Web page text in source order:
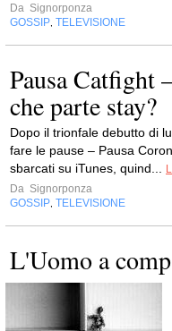
Da Signorponza
GOSSIP TELEVISIONE
Pausa Catfight
che parte stay?
Dopo il trionfale debutto di
fare le pause – Pausa
sbarcati su iTunes, quind...
Da Signorponza
GOSSIP TELEVISIONE
L'Uomo a